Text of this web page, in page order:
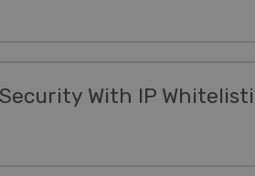
With IP